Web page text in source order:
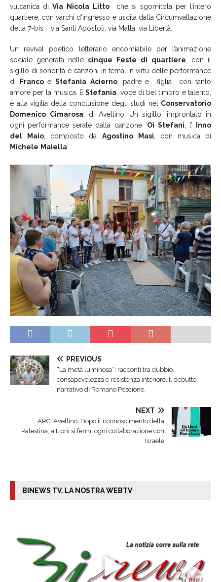
vulcanica di Via Nicola Litto che si sgomitola per l’intero
quartiere, con varchi d’ingresso e uscita dalla Circumvallazione
della 7-bis , via Santi Apostoli, via Malta, via Libertà.
Un revival poetico letterario encomiabile per l’animazione
sociale generata nelle cinque Feste di quartiere , con il
sigillo di sonorità e canzoni in tema, in virtù delle performance
di FrancoeStefania Acierno, padre e figlia con tanto
amore per la musica. EStefania , voce di bel timbro e talento,
è alla vigilia della conclusione degli studi nel Conservatorio
Domenico Cimarosa, di Avellino. Un sigillo, improntato in
ogni performance serale dalla canzone ‘Oì Stefanì , l’ Inno
del
Maio , composto da Agostino Masi , con musica di
Michele Maiella
PREVIOUS
“La metà luminosa”: racconti tra dubbio,
consapevolezza e resistenza interiore. Il debutto
narrativo di Romano Pescione.
NEXT
ARCI Avellino: Dopo il riconoscimento della
Palestina, a Lioni si fermi ogni collaborazione con
Israele
BINEWS TV. LA NOSTRA WEBTV